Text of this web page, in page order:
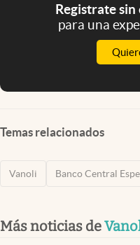
Registrate
para una
Temas relacionados
Vanoli Banco Central
Más noticias de